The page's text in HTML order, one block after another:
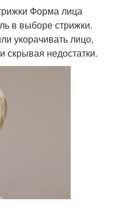
Очки для очкариков
Очки для
Форма лица
в выборе стрижки.
укорачивать лицо,
скрывая недостатки.